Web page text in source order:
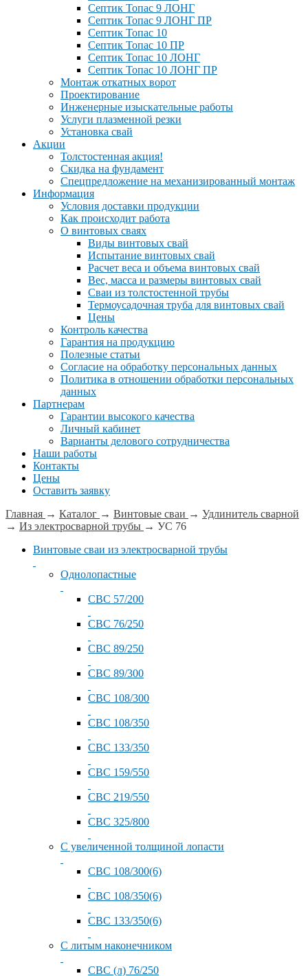
Септик Топас 9 ЛОНГ
Септик Топас 9 ЛОНГ ПР
Септик Топас 10
Септик Топас 10 ПР
Септик Топас 10 ЛОНГ
Септик Топас 10 ЛОНГ ПР
Монтаж откатных ворот
Проектирование
Инженерные изыскательные работы
Услуги плазменной резки
Установка свай
Акции
Толстостенная акция!
Скидка на фундамент
Спецпредложение на механизированный монтаж
Информация
Условия доставки продукции
Как происходит работа
О винтовых сваях
Виды винтовых свай
Испытание винтовых свай
Расчет веса и объема винтовых свай
Вес, масса и размеры винтовых свай
Сваи из толстостенной трубы
Термоусадочная труба для винтовых свай
Цены
Контроль качества
Гарантия на продукцию
Полезные статьи
Согласие на обработку персональных данных
Политика в отношении обработки персональных
данных
Партнерам
Гарантии высокого качества
Личный кабинет
Варианты делового сотрудничества
Наши работы
Контакты
Цены
Оставить заявку
Главная → Каталог → Винтовые сваи → Удлинитель сварной
→ Из электросварной трубы → УС 76
Винтовые сваи из электросварной трубы
Однолопастные
СВС 57/200
СВС 76/250
СВС 89/250
СВС 89/300
СВС 108/300
СВС 108/350
СВС 133/350
СВС 159/550
СВС 219/550
СВС 325/800
С увеличенной толщиной лопасти
СВС 108/300(6)
СВС 108/350(6)
СВС 133/350(6)
С литым наконечником
СВС (л) 76/250